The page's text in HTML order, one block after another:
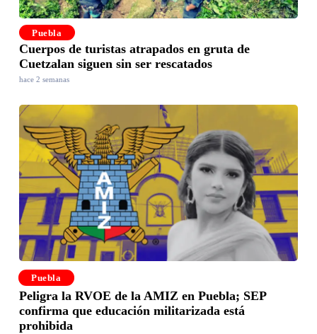
Puebla
Cuerpos de turistas atrapados en gruta de
Cuetzalan siguen sin ser rescatados
hace 2 semanas
Puebla
Peligra la RVOE de la AMIZ en Puebla; SEP
confirma que educación militarizada está
prohibida